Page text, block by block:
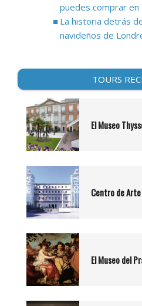
puedes comprar en
La historia detrás
navideños de
TOURS
El Museo
Centro de
El Museo del